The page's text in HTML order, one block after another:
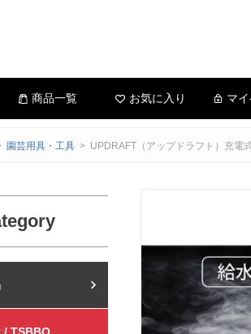
商品一覧 お気に入り マ
園芸用具・工具 UPDRAFT（アップドラフト）充電